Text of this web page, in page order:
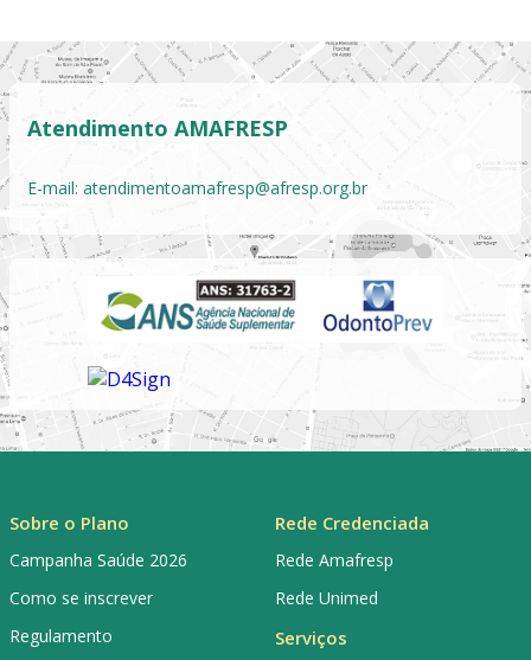
Atendimento AMAFRESP
E-mail: atendimentoamafresp@afresp.org.br
Sobre o Plano
Campanha Saúde 2026
Como se inscrever
Regulamento
Rede Credenciada
Rede Amafresp
Rede Unimed
Serviços